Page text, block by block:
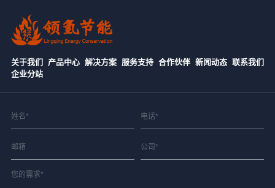
关于我们 产品中心 解决方案 服务支持 合作伙伴 新闻动态 联系我们
企业分站